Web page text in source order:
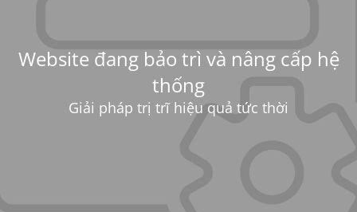
Website đang bảo trì và nâng cấp hệ
thống
Giải pháp trị trĩ hiệu quả tức thời